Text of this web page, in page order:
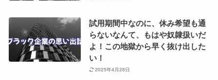
試用期間中なのに、休み希望も通
らないなんて、もはや奴隷扱いだ
よ！この地獄から早く抜け出した
い！
2025年4月28日